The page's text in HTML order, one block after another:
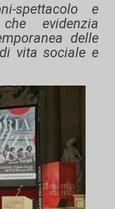
spettacolo e
evidenzia
delle
vita sociale e